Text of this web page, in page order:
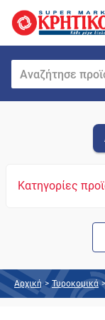
Κατηγορίες
Αρχική > Τυροκομικά >